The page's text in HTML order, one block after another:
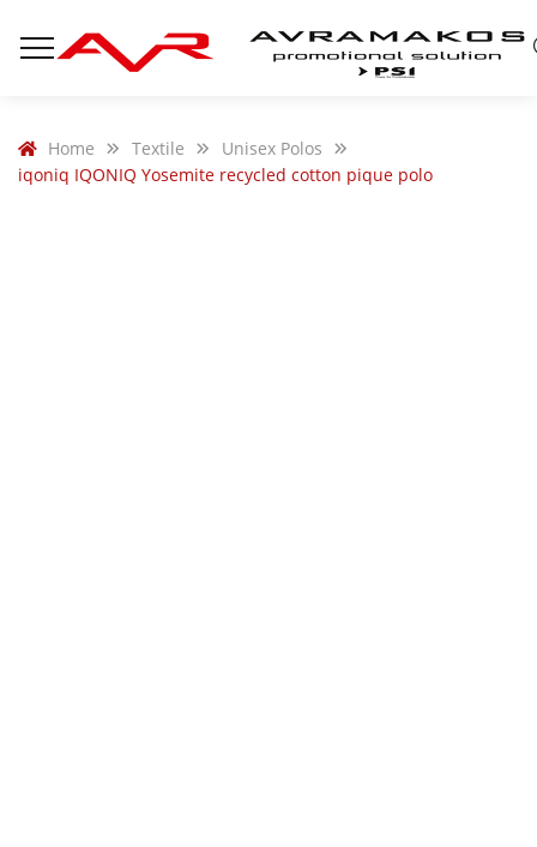
Home Textile
Unisex Polos
iqoniq IQONIQ Yosemite recycled cotton pique polo